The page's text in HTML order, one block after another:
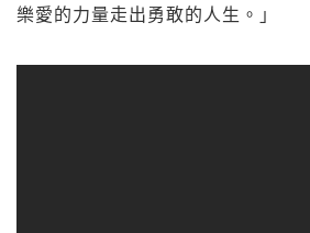
樂愛的力量走出勇敢的人生。」